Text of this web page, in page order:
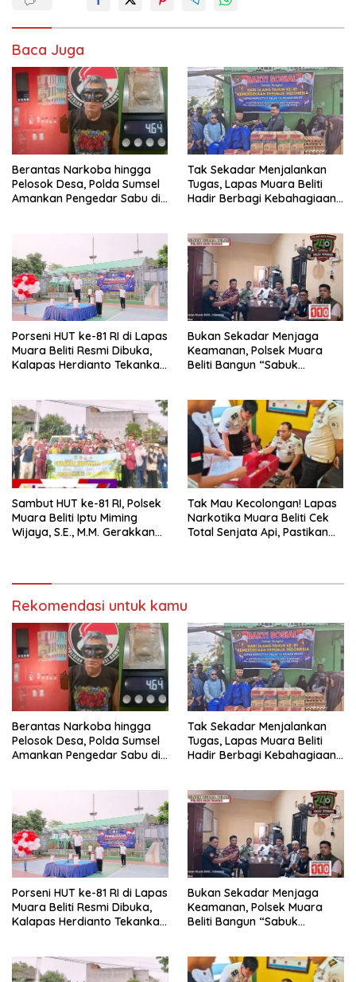
Baca Juga
Berantas Narkoba hingga
Pelosok Desa, Polda Sumsel
Amankan Pengedar Sabu di
Tak Sekadar Menjalankan
Tugas, Lapas Muara Beliti
Hadir Berbagi Kebahagiaan
Porseni HUT ke-81 RI di Lapas
Muara Beliti Resmi Dibuka,
Kalapas Herdianto Tekankan
Bukan Sekadar Menjaga
Keamanan, Polsek Muara
Beliti Bangun “Sabuk
Sambut HUT ke-81 RI, Polsek
Muara Beliti Iptu Miming
Wijaya, S.E., M.M. Gerakkan
Tak Mau Kecolongan! Lapas
Narkotika Muara Beliti Cek
Total Senjata Api, Pastikan
Rekomendasi untuk kamu
Berantas Narkoba hingga
Pelosok Desa, Polda Sumsel
Amankan Pengedar Sabu di
Tak Sekadar Menjalankan
Tugas, Lapas Muara Beliti
Hadir Berbagi Kebahagiaan
Porseni HUT ke-81 RI di Lapas
Muara Beliti Resmi Dibuka,
Kalapas Herdianto Tekankan
Bukan Sekadar Menjaga
Keamanan, Polsek Muara
Beliti Bangun “Sabuk